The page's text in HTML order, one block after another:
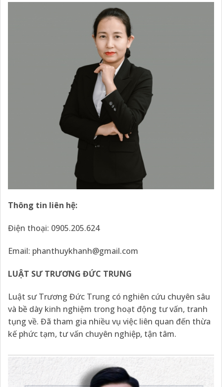
Thông tin liên hệ:
Điện thoại: 0905.205.624
Email: phanthuykhanh@gmail.com
LUẬT SƯ TRƯƠNG ĐỨC TRUNG
Luật sư Trương Đức Trung có nghiên cứu chuyên sâu
và bề dày kinh nghiệm trong hoạt động tư vấn, tranh
tụng về. Đã tham gia nhiều vụ việc liên quan đến thừa
kế phức tạm, tư vấn chuyên nghiệp, tận tâm.